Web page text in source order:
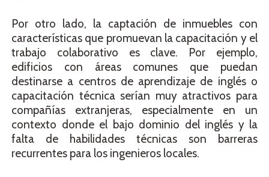
Por otro lado, la captación de inmuebles con
características que promuevan la capacitación y el
trabajo colaborativo es clave. Por ejemplo,
edificios con áreas comunes que puedan
destinarse a centros de aprendizaje de inglés o
capacitación técnica serían muy atractivos para
compañías extranjeras, especialmente en un
contexto donde el bajo dominio del inglés y la
falta de habilidades técnicas son barreras
recurrentes para los ingenieros locales.